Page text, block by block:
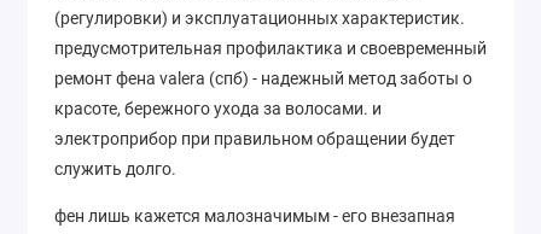
(регулировки) и эксплуатационных характеристик.
предусмотрительная профилактика и своевременный
ремонт фена valera (спб) - надежный метод заботы о
красоте, бережного ухода за волосами. и
электроприбор при правильном обращении будет
служить долго.
фен лишь кажется малозначимым - его внезапная